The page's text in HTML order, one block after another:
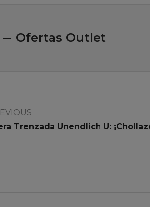
Ofertas Outlet
Trenzada Unendlich U: